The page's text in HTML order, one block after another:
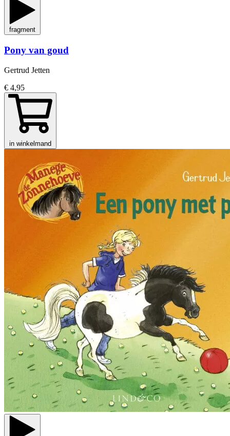
fragment
Pony van goud
Gertrud Jetten
€ 4,95
in winkelmand